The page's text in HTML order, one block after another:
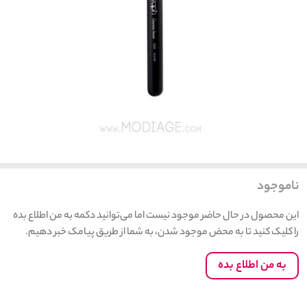
ناموجود
این محصول در حال حاضر موجود نیست اما می‌توانید دکمه به من اطلاع بده
را کلیک کنید تا به محض موجود شدن، به شما از طریق پیامک خبر دهیم.
به من اطلاع بده